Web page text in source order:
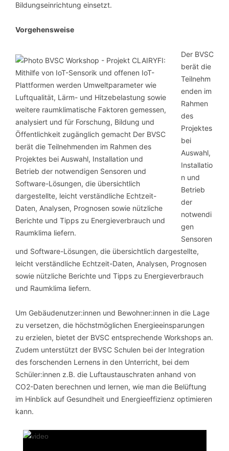
Bildungseinrichtung einsetzt.
Vorgehensweise
Der BVSC
berät die
Teilnehm
enden im
Rahmen
des
Projektes
bei
Auswahl,
Installatio
n und
Betrieb
der
notwendi
gen
Sensoren
und Software-Lösungen, die übersichtlich dargestellte,
leicht verständliche Echtzeit-Daten, Analysen, Prognosen
sowie nützliche Berichte und Tipps zu Energieverbrauch
und Raumklima liefern.
Um Gebäudenutzer:innen und Bewohner:innen in die Lage
zu versetzen, die höchstmöglichen Energieeinsparungen
zu erzielen, bietet der BVSC entsprechende Workshops an.
Zudem unterstützt der BVSC Schulen bei der Integration
des forschenden Lernens in den Unterricht, bei dem
Schüler:innen z.B. die Luftaustauschraten anhand von
CO2-Daten berechnen und lernen, wie man die Belüftung
im Hinblick auf Gesundheit und Energieeffizienz optimieren
kann.